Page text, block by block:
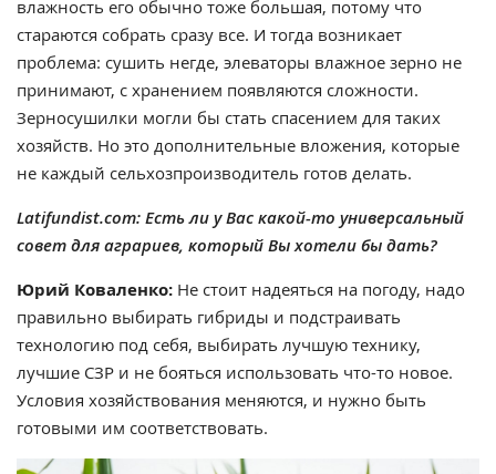
влажность его обычно тоже большая, потому что
стараются собрать сразу все. И тогда возникает
проблема: сушить негде, элеваторы влажное зерно не
принимают, с хранением появляются сложности.
Зерносушилки могли бы стать спасением для таких
хозяйств. Но это дополнительные вложения, которые
не каждый сельхозпроизводитель готов делать.
Latifundist.com: Есть ли у Вас какой-то универсальный
совет для аграриев, который Вы хотели бы дать?
Юрий Коваленко: Не стоит надеяться на погоду, надо
правильно выбирать гибриды и подстраивать
технологию под себя, выбирать лучшую технику,
лучшие СЗР и не бояться использовать что-то новое.
Условия хозяйствования меняются, и нужно быть
готовыми им соответствовать.